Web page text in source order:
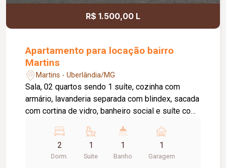
R$ 1.500,00 L
Apartamento para locação bairro
Martins
Martins - Uberlândia/MG
Sala, 02 quartos sendo 1 suíte, cozinha com
armário, lavanderia separada com blindex, sacada
com cortina de vidro, banheiro social e suíte com
elevadores, salão de festa e portaria digital. Tem
taxa de mudança entrada e saida. Condomínio
incluso no aluguel. **Restrição república, permite
2
Dorm.
1
Suite
1
Banho
1
Garagem